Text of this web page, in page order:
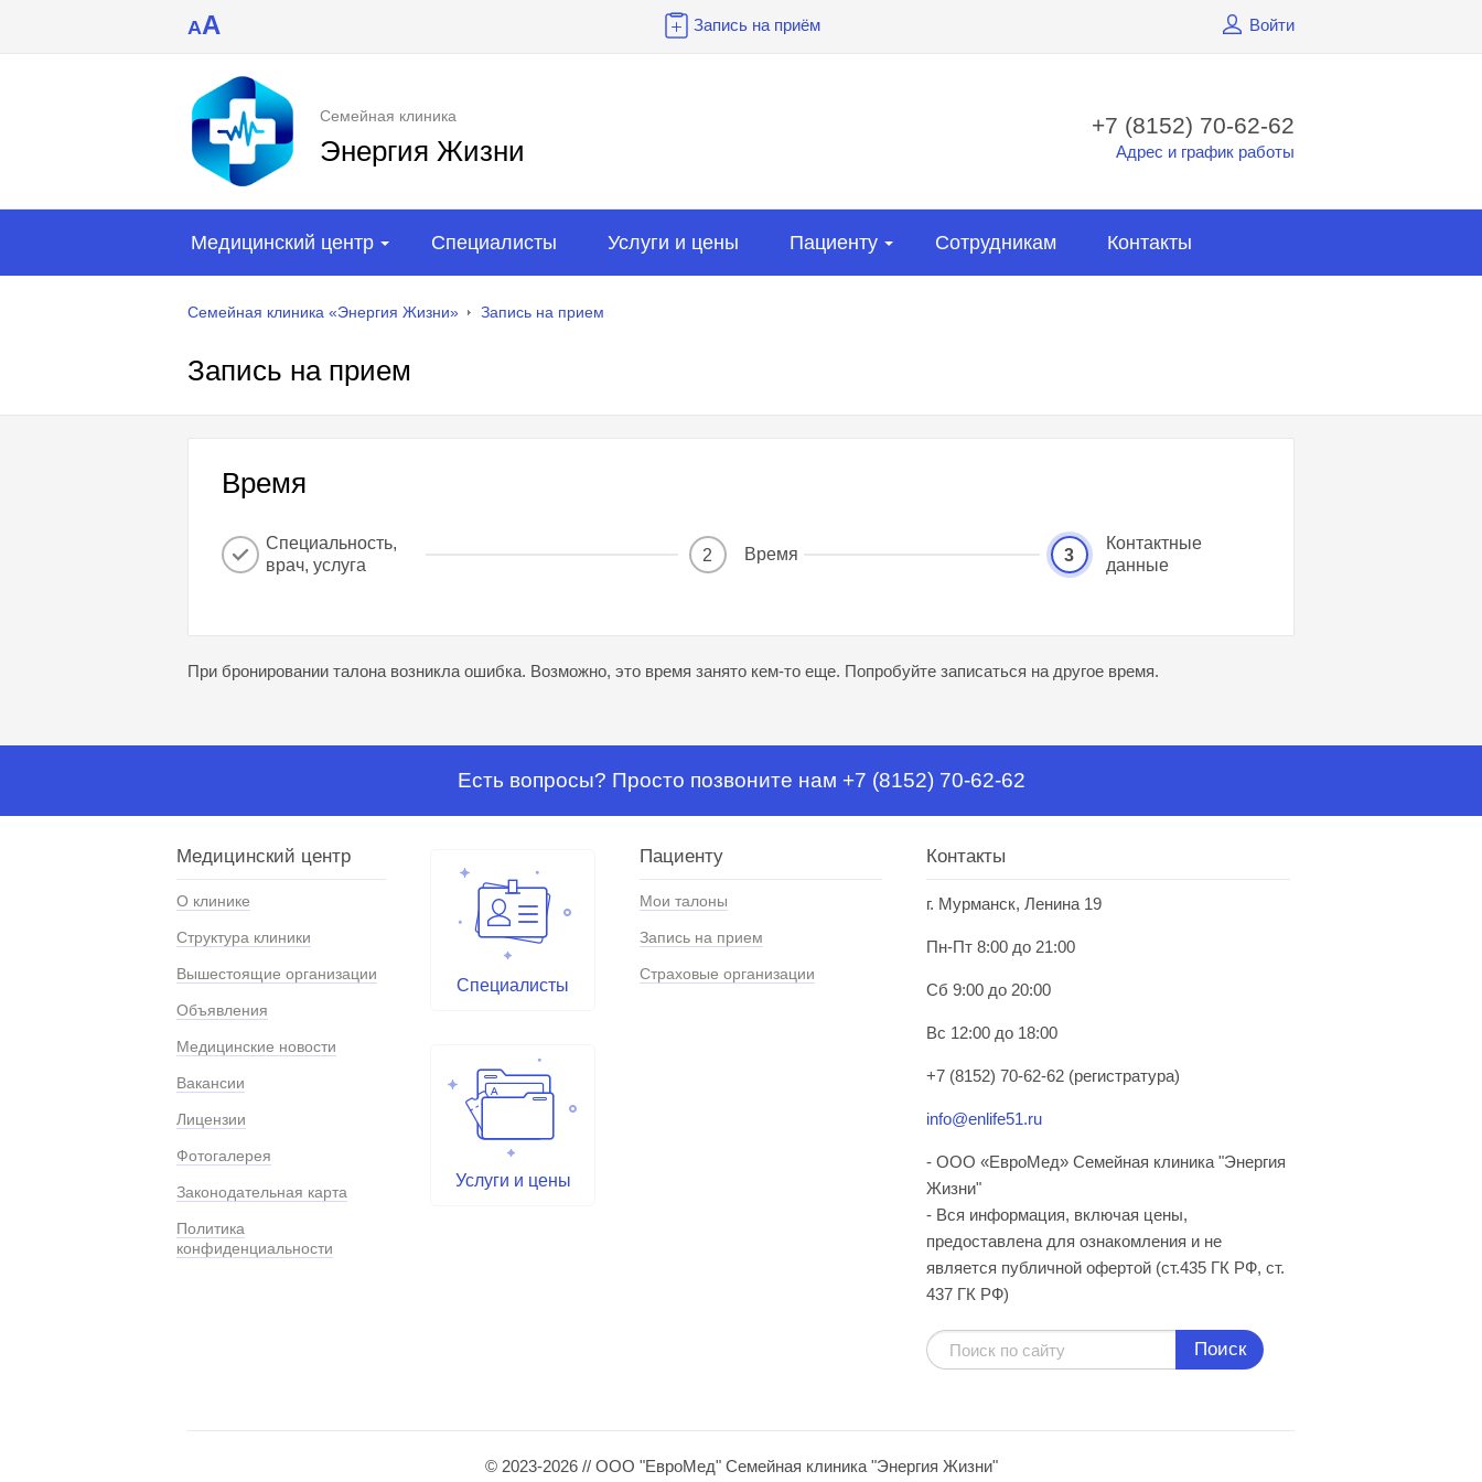
AA Запись на приём Войти
Семейная клиника
Энергия Жизни
+7 (8152) 70-62-62
Адрес и график работы
Медицинский центр Специалисты Услуги и цены Пациенту Сотрудникам Контакты
Семейная клиника «Энергия Жизни» Запись на прием
Запись на прием
Время
Специальность,
врач, услуга
2 Время 3
Контактные
данные
При бронировании талона возникла ошибка. Возможно, это время занято кем-то еще. Попробуйте записаться на другое время.
Есть вопросы? Просто позвоните нам +7 (8152) 70-62-62
Медицинский центр
О клинике
Структура клиники
Вышестоящие организации
Объявления
Медицинские новости
Вакансии
Лицензии
Фотогалерея
Законодательная карта
Политика
конфиденциальности
Специалисты
Услуги и цены
Пациенту
Мои талоны
Запись на прием
Страховые организации
Контакты
г. Мурманск, Ленина 19
Пн-Пт 8:00 до 21:00
Сб 9:00 до 20:00
Вс 12:00 до 18:00
+7 (8152) 70-62-62 (регистратура)
info@enlife51.ru
- ООО «ЕвроМед» Семейная клиника "Энергия
Жизни"
- Вся информация, включая цены,
предоставлена для ознакомления и не
является публичной офертой (ст.435 ГК РФ, cт.
437 ГК РФ)
Поиск
© 2023-2026 // ООО "ЕвроМед" Семейная клиника "Энергия Жизни"